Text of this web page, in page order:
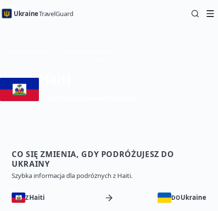
UkraineTravelGuard
CO SIĘ ZMIENIA, GDY PODRÓŻUJESZ DO
UKRAINY
Szybka informacja dla podróżnych z Haiti.
ZHaiti DOUkraine